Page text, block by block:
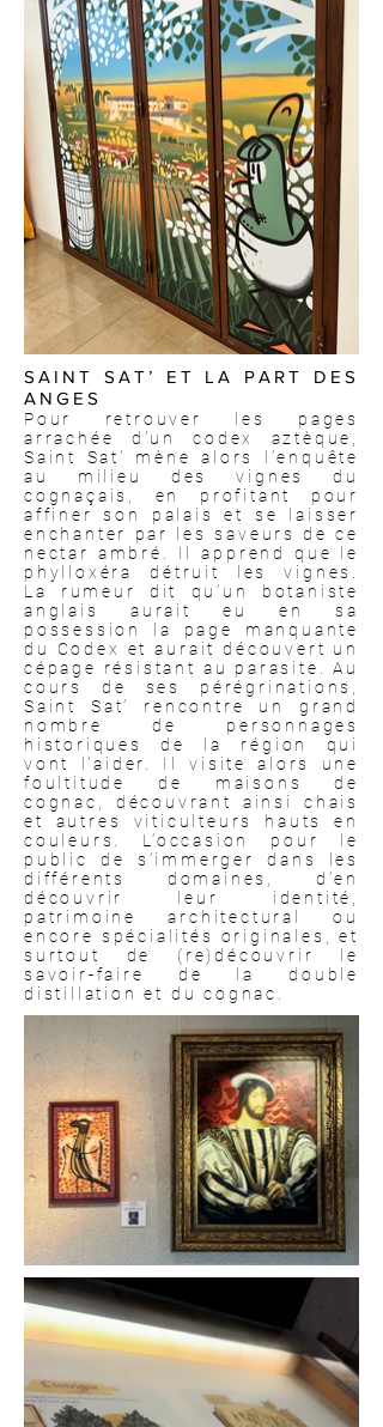
SAINT SAT’ ET LA PART DES
ANGES
Pour retrouver les pages
arrachée d'un codex aztèque,
Saint Sat' mène alors l’enquête
au milieu des vignes du
cognaçais, en profitant pour
affiner son palais et se laisser
enchanter par les saveurs de ce
nectar ambré. Il
apprend que le
phylloxéra détruit les vignes.
La rumeur dit qu’un botaniste
anglais aurait eu en sa
possession la page manquante
du Codex et aurait découvert un
cépage résistant au parasite.Au
cours de ses pérégrinations,
Saint Sat’ rencontre un grand
nombre de personnages
historiques de la région qui
vont l'aider. Il visite alors une
foultitude de maisons de
cognac, découvrant ainsi chais
et autres viticulteurs hauts en
couleurs. L’occasion pour le
public de s’immerger dans les
différents domaines, d’en
découvrir leur identité,
patrimoine architectural ou
encore spécialités originales, et
surtout de (re)découvrir le
savoir-faire de la double
distillation et du cognac.